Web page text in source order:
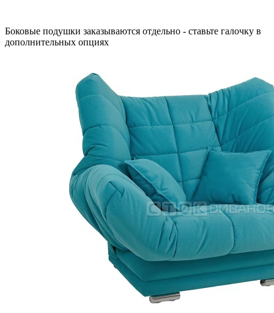
Боковые подушки заказываются отдельно - ставьте галочку в
дополнительных опциях